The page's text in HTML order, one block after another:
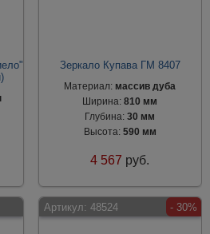
Зеркало Купава ГМ 8407
Материал: массив дуба
Ширина:810 мм
Глубина:30 мм
Высота: 590 мм
4 567 руб.
Артикул: 48524 - 30%